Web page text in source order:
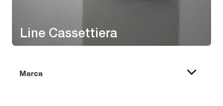
Marca
Line Cassettiera